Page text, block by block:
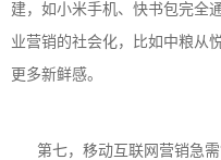
建，如小米手机、快书包完全
业营销的社会化，比如中粮从
更多新鲜感。
第七，移动互联网营销急需